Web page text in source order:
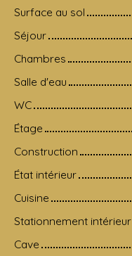
Surface au sol
Séjour
Chambres
Salle d'eau
WC
Étage
Construction
État intérieur
Cuisine
Stationnement intérieur
Cave